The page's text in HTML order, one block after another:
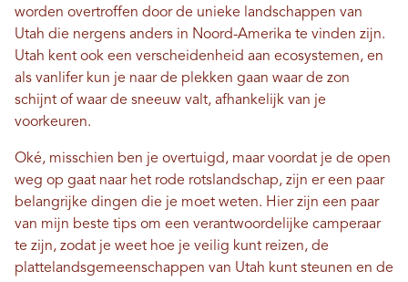
worden overtroffen door de unieke landschappen van
Utah die nergens anders in Noord-Amerika te vinden zijn.
Utah kent ook een verscheidenheid aan ecosystemen, en
als vanlifer kun je naar de plekken gaan waar de zon
schijnt of waar de sneeuw valt, afhankelijk van je
voorkeuren.
Oké, misschien ben je overtuigd, maar voordat je de open
weg op gaat naar het rode rotslandschap, zijn er een paar
belangrijke dingen die je moet weten. Hier zijn een paar
van mijn beste tips om een ​​verantwoordelijke camperaar
te zijn, zodat je weet hoe je veilig kunt reizen, de
plattelandsgemeenschappen van Utah kunt steunen en de